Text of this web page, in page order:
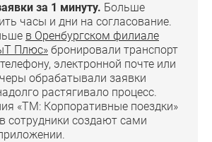
за 1 минуту. Больше
часы и дни на согласование.
в Оренбургском филиале
Плюс» бронировали транспорт
электронной почте или
обрабатывали заявки
растягивало процесс.
«ТМ: Корпоративные поездки»
сотрудники создают сами